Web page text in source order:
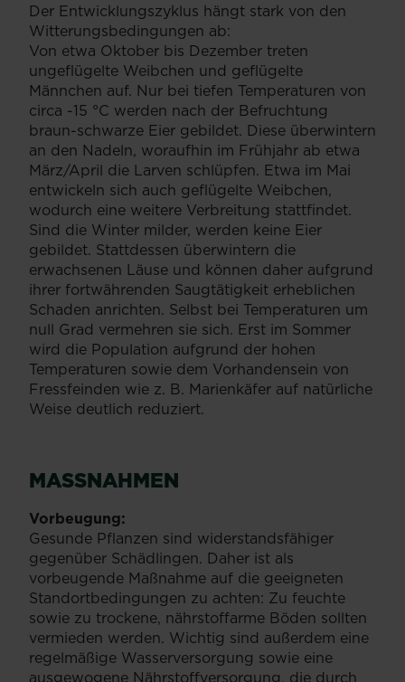
Der Entwicklungszyklus hängt stark von den
Witterungsbedingungen ab:
Von etwa Oktober bis Dezember treten
ungeflügelte Weibchen und geflügelte
Männchen auf. Nur bei tiefen Temperaturen von
circa -15 °C werden nach der Befruchtung
braun-schwarze Eier gebildet. Diese überwintern
an den Nadeln, woraufhin im Frühjahr ab etwa
März/April die Larven schlüpfen. Etwa im Mai
entwickeln sich auch geflügelte Weibchen,
wodurch eine weitere Verbreitung stattfindet.
Sind die Winter milder, werden keine Eier
gebildet. Stattdessen überwintern die
erwachsenen Läuse und können daher aufgrund
ihrer fortwährenden Saugtätigkeit erheblichen
Schaden anrichten. Selbst bei Temperaturen um
null Grad vermehren sie sich. Erst im Sommer
wird die Population aufgrund der hohen
Temperaturen sowie dem Vorhandensein von
Fressfeinden wie z. B. Marienkäfer auf natürliche
Weise deutlich reduziert.
MASSNAHMEN
Vorbeugung:
Gesunde Pflanzen sind widerstandsfähiger
gegenüber Schädlingen. Daher ist als
vorbeugende Maßnahme auf die geeigneten
Standortbedingungen zu achten: Zu feuchte
sowie zu trockene, nährstoffarme Böden sollten
vermieden werden. Wichtig sind außerdem eine
regelmäßige Wasserversorgung sowie eine
ausgewogene Nährstoffversorgung, die durch